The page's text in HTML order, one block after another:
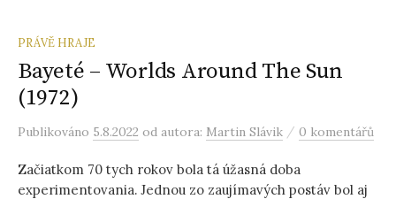
PRÁVĚ HRAJE
Bayeté – Worlds Around The Sun
(1972)
Publikováno 5.8.2022 od autora: Martin Slávik / 0 komentářů
Začiatkom 70 tych rokov bola tá úžasná doba
experimentovania. Jednou zo zaujímavých postáv bol aj